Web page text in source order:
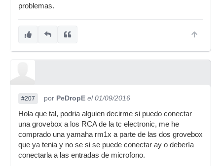
problemas.
#207 por PeDropE el 01/09/2016
Hola que tal, podria alguien decirme si puedo conectar
una grovebox a los RCA de la tc electronic, me he
comprado una yamaha rm1x a parte de las dos grovebox
que ya tenia y no se si se puede conectar ay o debería
conectarla a las entradas de microfono.